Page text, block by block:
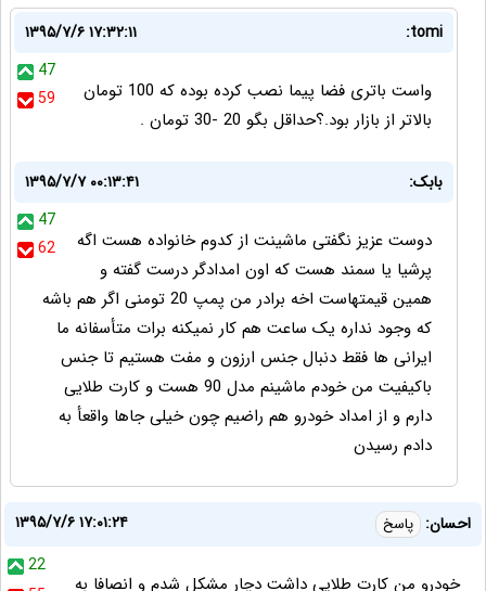
tomi:
۱۳۹۵/۷/۶ ۱۷:۳۲:۱۱
47
59
واست باتری فضا پیما نصب کرده بوده که 100 تومان
بالاتر از بازار بود.؟حداقل بگو 20 -30 تومان .
بابک:
۱۳۹۵/۷/۷ ۰۰:۱۳:۴۱
47
62
دوست عزیز نگفتی ماشینت از کدوم خانواده هست اگه
پرشیا یا سمند هست که اون امدادگر درست گفته و
همین قیمتهاست اخه برادر من پمپ 20 تومنی اگر هم باشه
که وجود نداره یک ساعت هم کار نمیکنه برات متأسفانه ما
ایرانی ها فقط دنبال جنس ارزون و مفت هستیم تا جنس
باکیفیت من خودم ماشینم مدل 90 هست و کارت طلایی
دارم و از امداد خودرو هم راضیم چون خیلی جاها واقعأ به
دادم رسیدن
احسان: پاسخ
۱۳۹۵/۷/۶ ۱۷:۰۱:۲۴
22
خودرو من کارت طلایی داشت دچار مشکل شدم و انصافا به